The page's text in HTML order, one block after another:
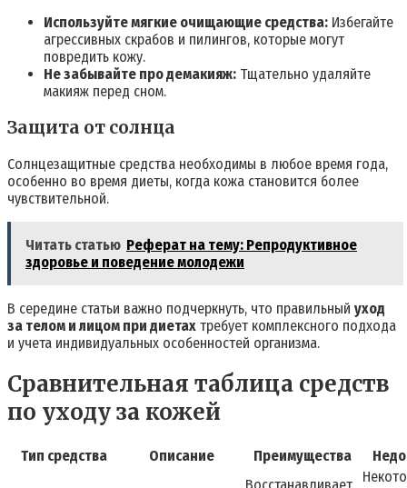
Используйте мягкие очищающие средства: Избегайте
агрессивных скрабов и пилингов, которые могут
повредить кожу.
Не забывайте про демакияж: Тщательно удаляйте
макияж перед сном.
Защита от солнца
Солнцезащитные средства необходимы в любое время года,
особенно во время диеты, когда кожа становится более
чувствительной.
Читать статью Реферат на тему: Репродуктивное
здоровье и поведение молодежи
В середине статьи важно подчеркнуть, что правильный уход
за телом и лицом при диетах требует комплексного подхода
и учета индивидуальных особенностей организма.
Сравнительная таблица средств
по уходу за кожей
Тип средства Описание Преимущества
Восстанавливает